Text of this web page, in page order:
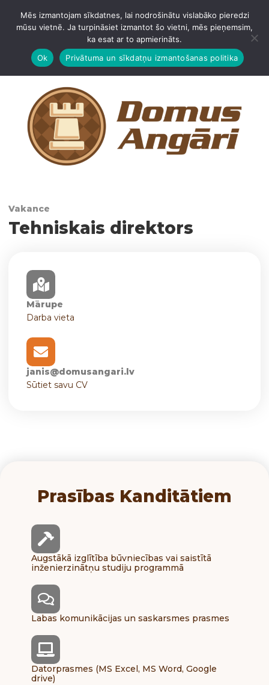
IZVĒLNE
Vakance
Tehniskais direktors
Mārupe
Darba vieta
janis@domusangari.lv
Sūtiet savu CV
Prasības Kanditātiem
Augstākā izglītība būvniecības vai saistītā
inženierzinātņu studiju programmā
Labas komunikācijas un saskarsmes prasmes
Datorprasmes (MS Excel, MS Word, Google
drive)
Mēs izmantojam sīkdatnes, lai nodrošinātu vislabāko pieredzi
mūsu vietnē. Ja turpināsiet izmantot šo vietni, mēs pieņemsim,
ka esat ar to apmierināts.
Ok
Privātuma un sīkdatņu izmantošanas politika